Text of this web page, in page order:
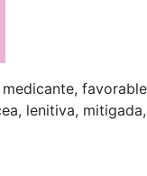
lenitiva,